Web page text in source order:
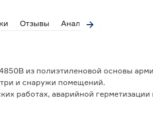
Отзывы Аналоги
из полиэтиленовой основы
и снаружи помещений.
работах, аварийной